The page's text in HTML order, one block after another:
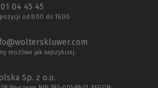
04 45 45
od 8:00 do 16:00
możliwe jak najszybciej.
Sp. z o.o.